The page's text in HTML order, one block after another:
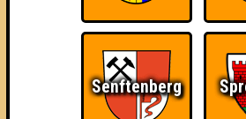
The Last of Us Wir sind ERSTER?!
Senftenberg